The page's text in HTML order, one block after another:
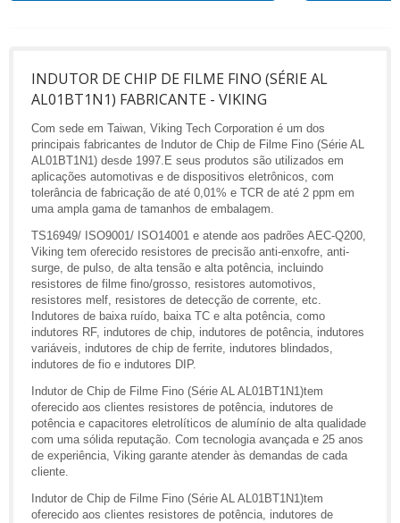
INDUTOR DE CHIP DE FILME FINO (SÉRIE AL
AL01BT1N1) FABRICANTE - VIKING
Com sede em Taiwan, Viking Tech Corporation é um dos
principais fabricantes de Indutor de Chip de Filme Fino (Série AL
AL01BT1N1) desde 1997.E seus produtos são utilizados em
aplicações automotivas e de dispositivos eletrônicos, com
tolerância de fabricação de até 0,01% e TCR de até 2 ppm em
uma ampla gama de tamanhos de embalagem.
TS16949/ ISO9001/ ISO14001 e atende aos padrões AEC-Q200,
Viking tem oferecido resistores de precisão anti-enxofre, anti-
surge, de pulso, de alta tensão e alta potência, incluindo
resistores de filme fino/grosso, resistores automotivos,
resistores melf, resistores de detecção de corrente, etc.
Indutores de baixa ruído, baixa TC e alta potência, como
indutores RF, indutores de chip, indutores de potência, indutores
variáveis, indutores de chip de ferrite, indutores blindados,
indutores de fio e indutores DIP.
Indutor de Chip de Filme Fino (Série AL AL01BT1N1)tem
oferecido aos clientes resistores de potência, indutores de
potência e capacitores eletrolíticos de alumínio de alta qualidade
com uma sólida reputação. Com tecnologia avançada e 25 anos
de experiência, Viking garante atender às demandas de cada
cliente.
Indutor de Chip de Filme Fino (Série AL AL01BT1N1)tem
oferecido aos clientes resistores de potência, indutores de